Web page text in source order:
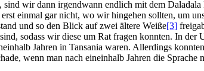
, sind wir dann irgendwann endlich mit dem
einmal gar nicht, wo wir hingehen sollten, um
und so den Blick auf zwei ältere Weiße[3]
sodass wir diese um Rat fragen konnten. In
Jahren in Tansania waren. Allerdings
wenn man nach eineinhalb Jahren die Sprache